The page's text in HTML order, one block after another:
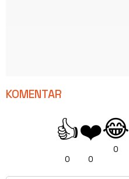
KOMENTAR
👍
0
❤️
0
😂
0